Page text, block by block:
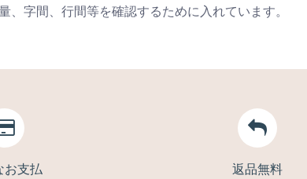
、字間、行間等を確認するために入れています。
お支払 返品無料